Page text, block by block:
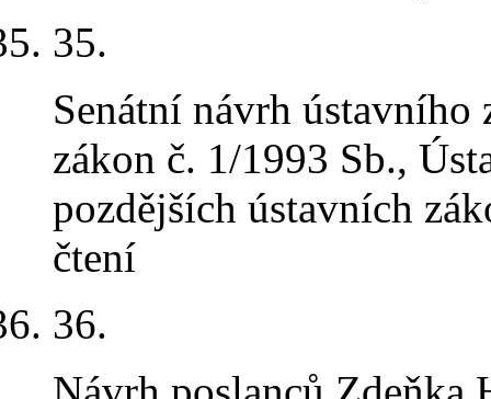
35.
Senátní návrh ústavního
zákon č. 1/1993 Sb.,
pozdějších ústavních
čtení
36.